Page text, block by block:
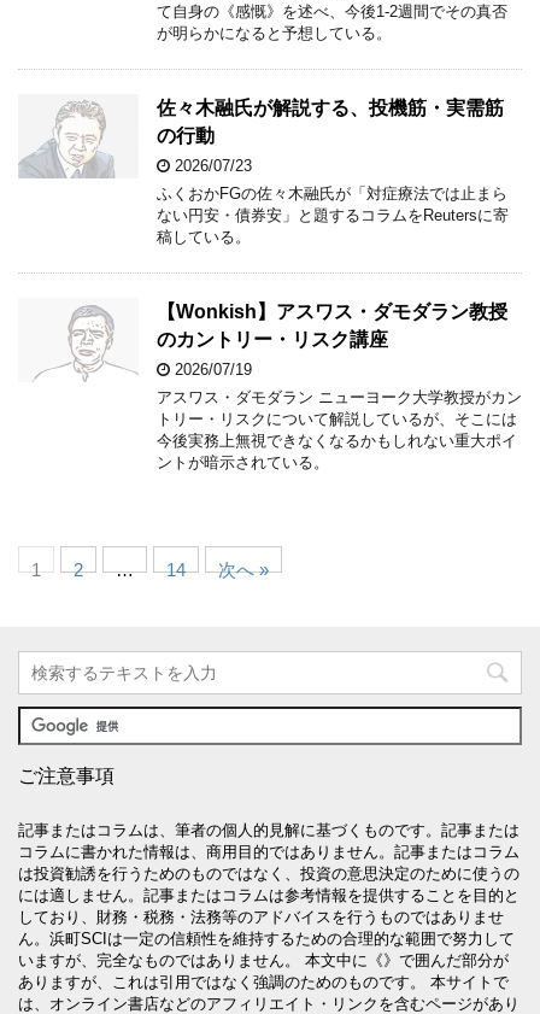
て自身の《感慨》を述べ、今後1-2週間でその真否
が明らかになると予想している。
佐々木融氏が解説する、投機筋・実需筋
の行動
2026/07/23
ふくおかFGの佐々木融氏が「対症療法では止まら
ない円安・債券安」と題するコラムをReutersに寄
稿している。
【Wonkish】アスワス・ダモダラン教授
のカントリー・リスク講座
2026/07/19
アスワス・ダモダラン ニューヨーク大学教授がカン
トリー・リスクについて解説しているが、そこには
今後実務上無視できなくなるかもしれない重大ポイ
ントが暗示されている。
1 2 … 14 次へ »
ご注意事項
記事またはコラムは、筆者の個人的見解に基づくものです。記事または
コラムに書かれた情報は、商用目的ではありません。記事またはコラム
は投資勧誘を行うためのものではなく、投資の意思決定のために使うの
には適しません。記事またはコラムは参考情報を提供することを目的と
しており、財務・税務・法務等のアドバイスを行うものではありませ
ん。浜町SCIは一定の信頼性を維持するための合理的な範囲で努力して
いますが、完全なものではありません。 本文中に《》で囲んだ部分が
ありますが、これは引用ではなく強調のためのものです。 本サイトで
は、オンライン書店などのアフィリエイト・リンクを含むページがあり